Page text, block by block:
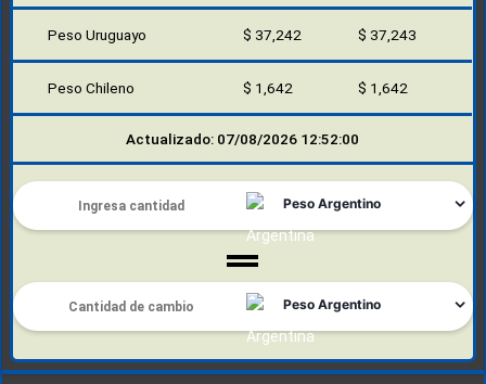
Peso Uruguayo $ 37,242 $ 37,243
Peso Chileno $ 1,642 $ 1,642
Actualizado: 07/08/2026 12:52:00